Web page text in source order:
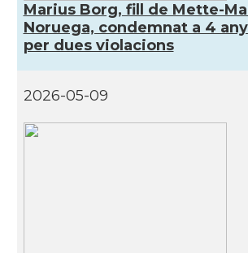
Marius Borg, fill de Mette-
Noruega, condemnat a 4
per dues violacions
2026-05-09